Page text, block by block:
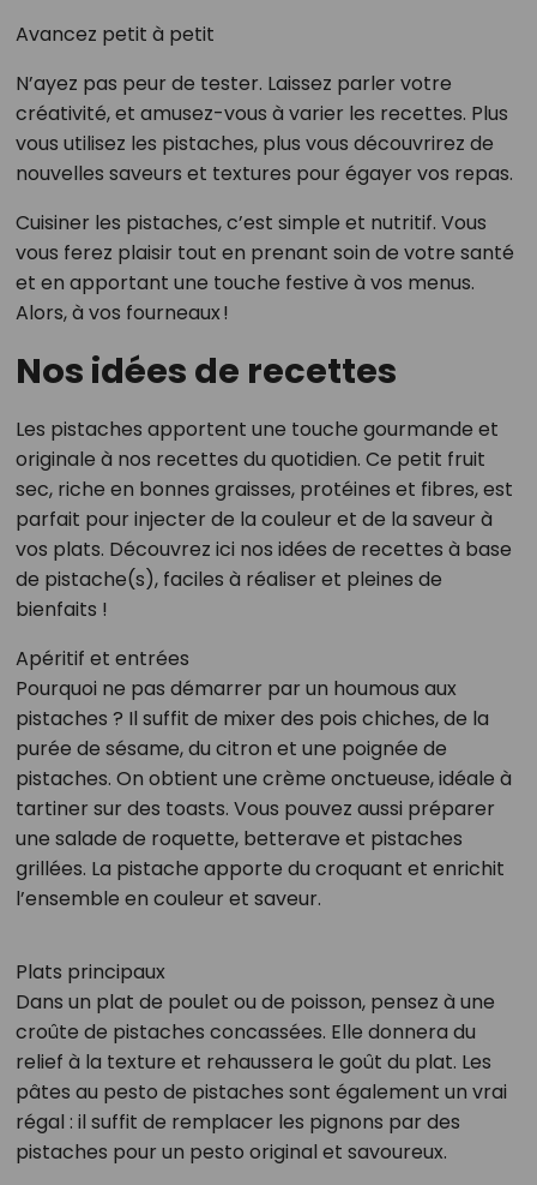
Avancez petit à petit
N’ayez pas peur de tester. Laissez parler votre
créativité, et amusez-vous à varier les recettes. Plus
vous utilisez les pistaches, plus vous découvrirez de
nouvelles saveurs et textures pour égayer vos repas.
Cuisiner les pistaches, c’est simple et nutritif. Vous
vous ferez plaisir tout en prenant soin de votre santé
et en apportant une touche festive à vos menus.
Alors, à vos fourneaux !
Nos idées de recettes
Les pistaches apportent une touche gourmande et
originale à nos recettes du quotidien. Ce petit fruit
sec, riche en bonnes graisses, protéines et fibres, est
parfait pour injecter de la couleur et de la saveur à
vos plats. Découvrez ici nos idées de recettes à base
de pistache(s), faciles à réaliser et pleines de
bienfaits !
Apéritif et entrées
Pourquoi ne pas démarrer par un houmous aux
pistaches ? Il suffit de mixer des pois chiches, de la
purée de sésame, du citron et une poignée de
pistaches. On obtient une crème onctueuse, idéale à
tartiner sur des toasts. Vous pouvez aussi préparer
une salade de roquette, betterave et pistaches
grillées. La pistache apporte du croquant et enrichit
l’ensemble en couleur et saveur.
Plats principaux
Dans un plat de poulet ou de poisson, pensez à une
croûte de pistaches concassées. Elle donnera du
relief à la texture et rehaussera le goût du plat. Les
pâtes au pesto de pistaches sont également un vrai
régal : il suffit de remplacer les pignons par des
pistaches pour un pesto original et savoureux.